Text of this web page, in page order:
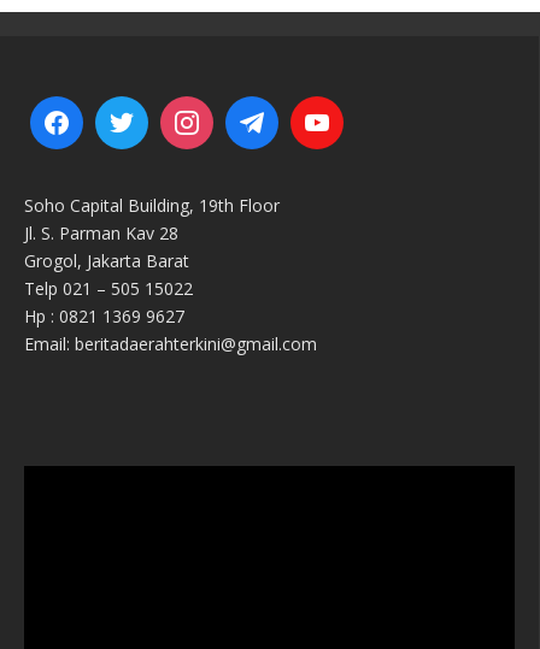
Soho Capital Building, 19th Floor
Jl. S. Parman Kav 28
Grogol, Jakarta Barat
Telp 021 – 505 15022
Hp : 0821 1369 9627
Email: beritadaerahterkini@gmail.com